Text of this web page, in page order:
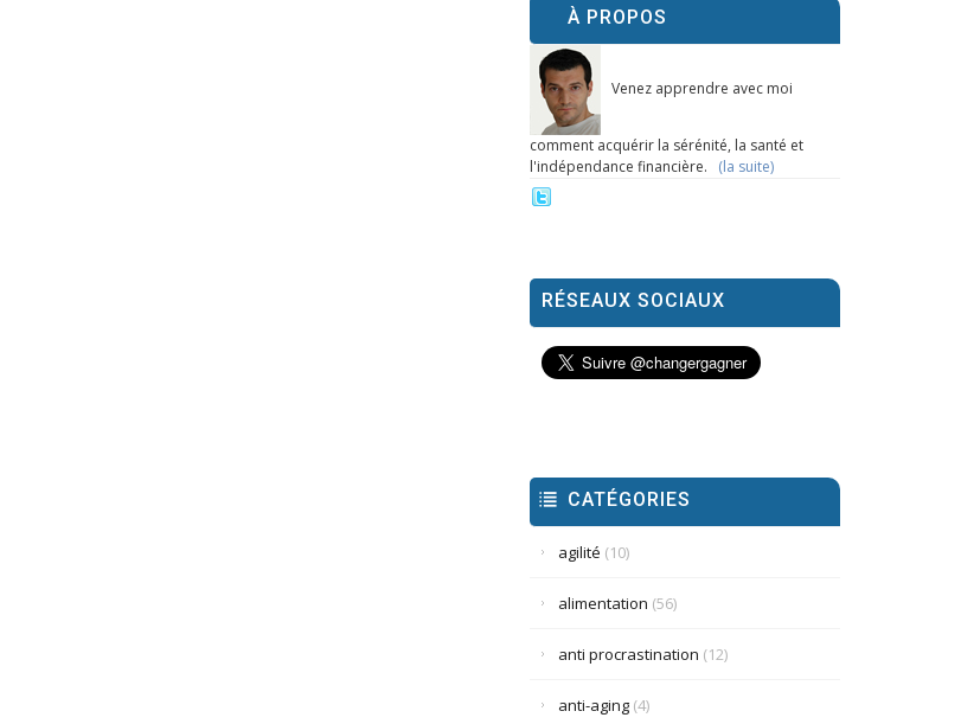
À PROPOS
Venez apprendre avec moi
comment acquérir la sérénité, la santé et
l'indépendance financière. (la suite)
RÉSEAUX SOCIAUX
CATÉGORIES
agilité (10)
alimentation (56)
anti procrastination (12)
anti-aging(4)